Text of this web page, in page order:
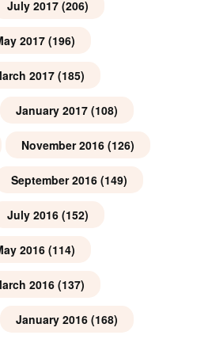
July 2017 (206)
2017(196)
2017 (185)
January 2017 (108)
November 2016 (126)
September 2016 (149)
July 2016 (152)
2016(114)
2016 (137)
January 2016 (168)